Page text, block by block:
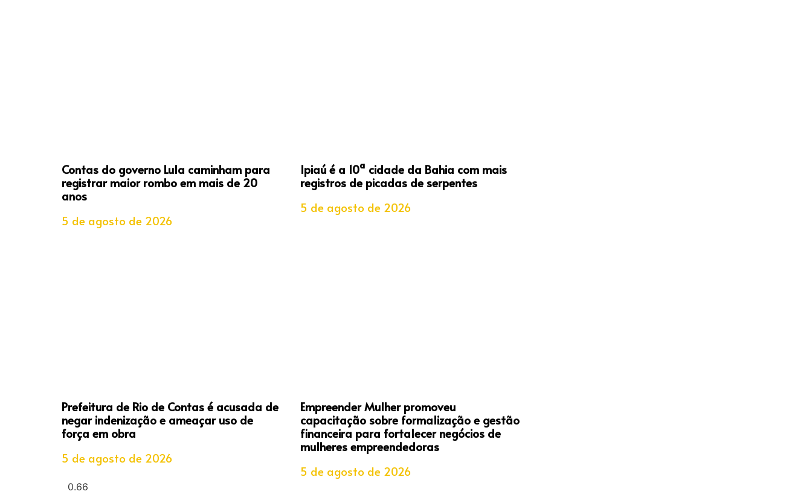
Contas do governo Lula caminham para
registrar maior rombo em mais de 20
anos
5 de agosto de 2026
Ipiaú é a 10ª cidade da Bahia com mais
registros de picadas de serpentes
5 de agosto de 2026
Prefeitura de Rio de Contas é acusada de
negar indenização e ameaçar uso de
força em obra
5 de agosto de 2026
Empreender Mulher promoveu
capacitação sobre formalização e gestão
financeira para fortalecer negócios de
mulheres empreendedoras
5 de agosto de 2026